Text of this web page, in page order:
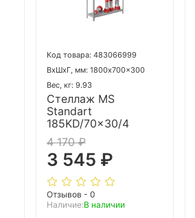
Код товара: 483066999
ВхШхГ, мм: 1800x700x300
Вес, кг: 9.93
Стеллаж MS
Standart
185KD/70x30/4
4 170 ₽
3 545 ₽
Отзывов - 0
Наличие:В наличии